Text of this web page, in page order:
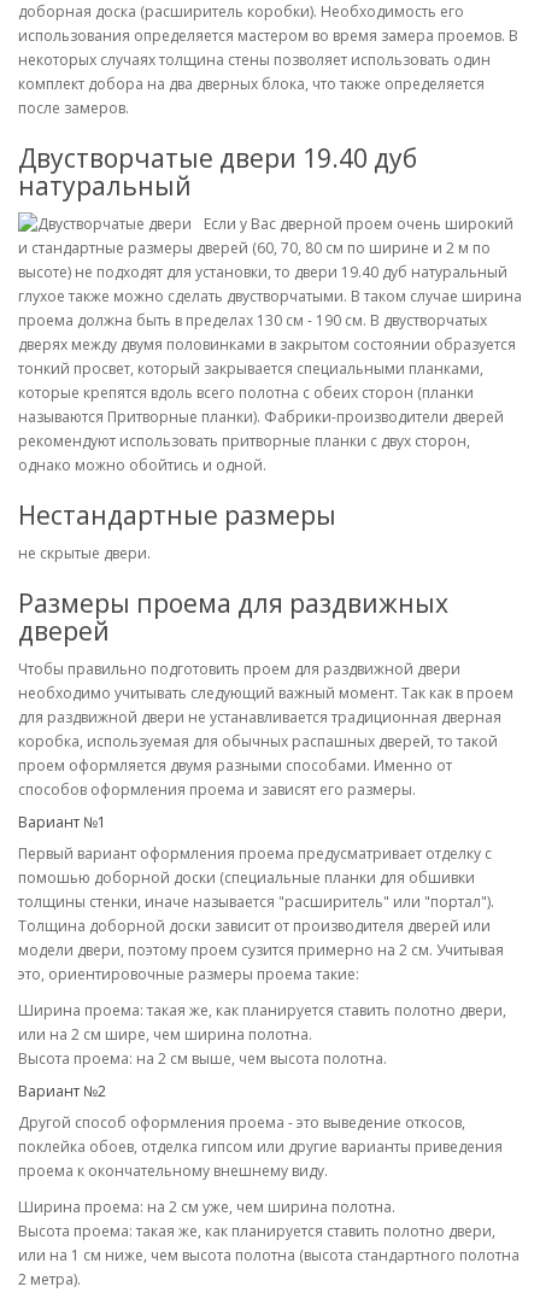
доборная доска (расширитель коробки). Необходимость его
использования определяется мастером во время замера проемов. В
некоторых случаях толщина стены позволяет использовать один
комплект добора на два дверных блока, что также определяется
после замеров.
Двустворчатые двери 19.40 дуб
натуральный
Если у Вас дверной проем очень широкий
и стандартные размеры дверей (60, 70, 80 см по ширине и 2 м по
высоте) не подходят для установки, то двери 19.40 дуб натуральный
глухое также можно сделать двустворчатыми. В таком случае ширина
проема должна быть в пределах 130 см - 190 см. В двустворчатых
дверях между двумя половинками в закрытом состоянии образуется
тонкий просвет, который закрывается специальными планками,
которые крепятся вдоль всего полотна с обеих сторон (планки
называются Притворные планки). Фабрики-производители дверей
рекомендуют использовать притворные планки с двух сторон,
однако можно обойтись и одной.
Нестандартные размеры
не скрытые двери.
Размеры проема для раздвижных
дверей
Чтобы правильно подготовить проем для раздвижной двери
необходимо учитывать следующий важный момент. Так как в проем
для раздвижной двери не устанавливается традиционная дверная
коробка, используемая для обычных распашных дверей, то такой
проем оформляется двумя разными способами. Именно от
способов оформления проема и зависят его размеры.
Вариант №1
Первый вариант оформления проема предусматривает отделку с
помошью доборной доски (специальные планки для обшивки
толщины стенки, иначе называется "расширитель" или "портал").
Толщина доборной доски зависит от производителя дверей или
модели двери, поэтому проем сузится примерно на 2 см. Учитывая
это, ориентировочные размеры проема такие:
Ширина проема: такая же, как планируется ставить полотно двери,
или на 2 см шире, чем ширина полотна.
Высота проема: на 2 см выше, чем высота полотна.
Вариант №2
Другой способ оформления проема - это выведение откосов,
поклейка обоев, отделка гипсом или другие варианты приведения
проема к окончательному внешнему виду.
Ширина проема: на 2 см уже, чем ширина полотна.
Высота проема: такая же, как планируется ставить полотно двери,
или на 1 см ниже, чем высота полотна (высота стандартного полотна
2 метра).